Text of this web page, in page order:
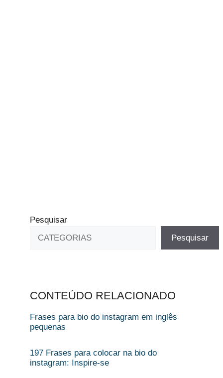
Pesquisar
Pesquisar
CONTEÚDO RELACIONADO
Frases para bio do instagram em inglês
pequenas
197 Frases para colocar na bio do
instagram: Inspire-se